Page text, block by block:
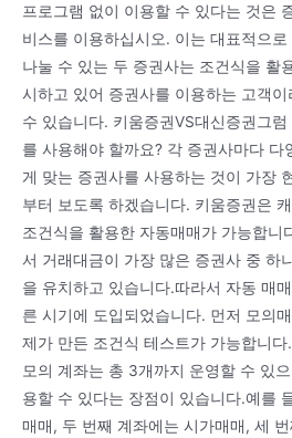
프로그램 없이 이용할 수 있다는 것은
비스를 이용하십시오. 이는 대표적으
나눌 수 있는 두 증권사는 조건식을 활
시하고 있어 증권사를 이용하는 고객
수 있습니다. 키움증권VS대신증권그
를 사용해야 할까요? 각 증권사마다 다
게 맞는 증권사를 사용하는 것이 가장
부터 보도록 하겠습니다. 키움증권은
조건식을 활용한 자동매매가 가능합니
서 거래대금이 가장 많은 증권사 중 하
을 유치하고 있습니다.따라서 자동 매
른 시기에 도입되었습니다. 먼저 모의
제가 만든 조건식 테스트가 가능합니
모의 계좌는 총 3개까지 운영할 수 있
용할 수 있다는 장점이 있습니다.예를
매매, 두 번째 계좌에는 시가매매, 세